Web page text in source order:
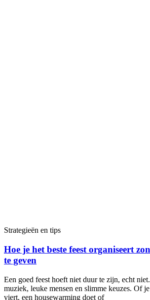
Strategieën en tips
Hoe je het beste feest organiseert
te geven
Een goed feest hoeft niet duur te zijn, echt
muziek, leuke mensen en slimme keuzes. Of
viert, een housewarming doet of